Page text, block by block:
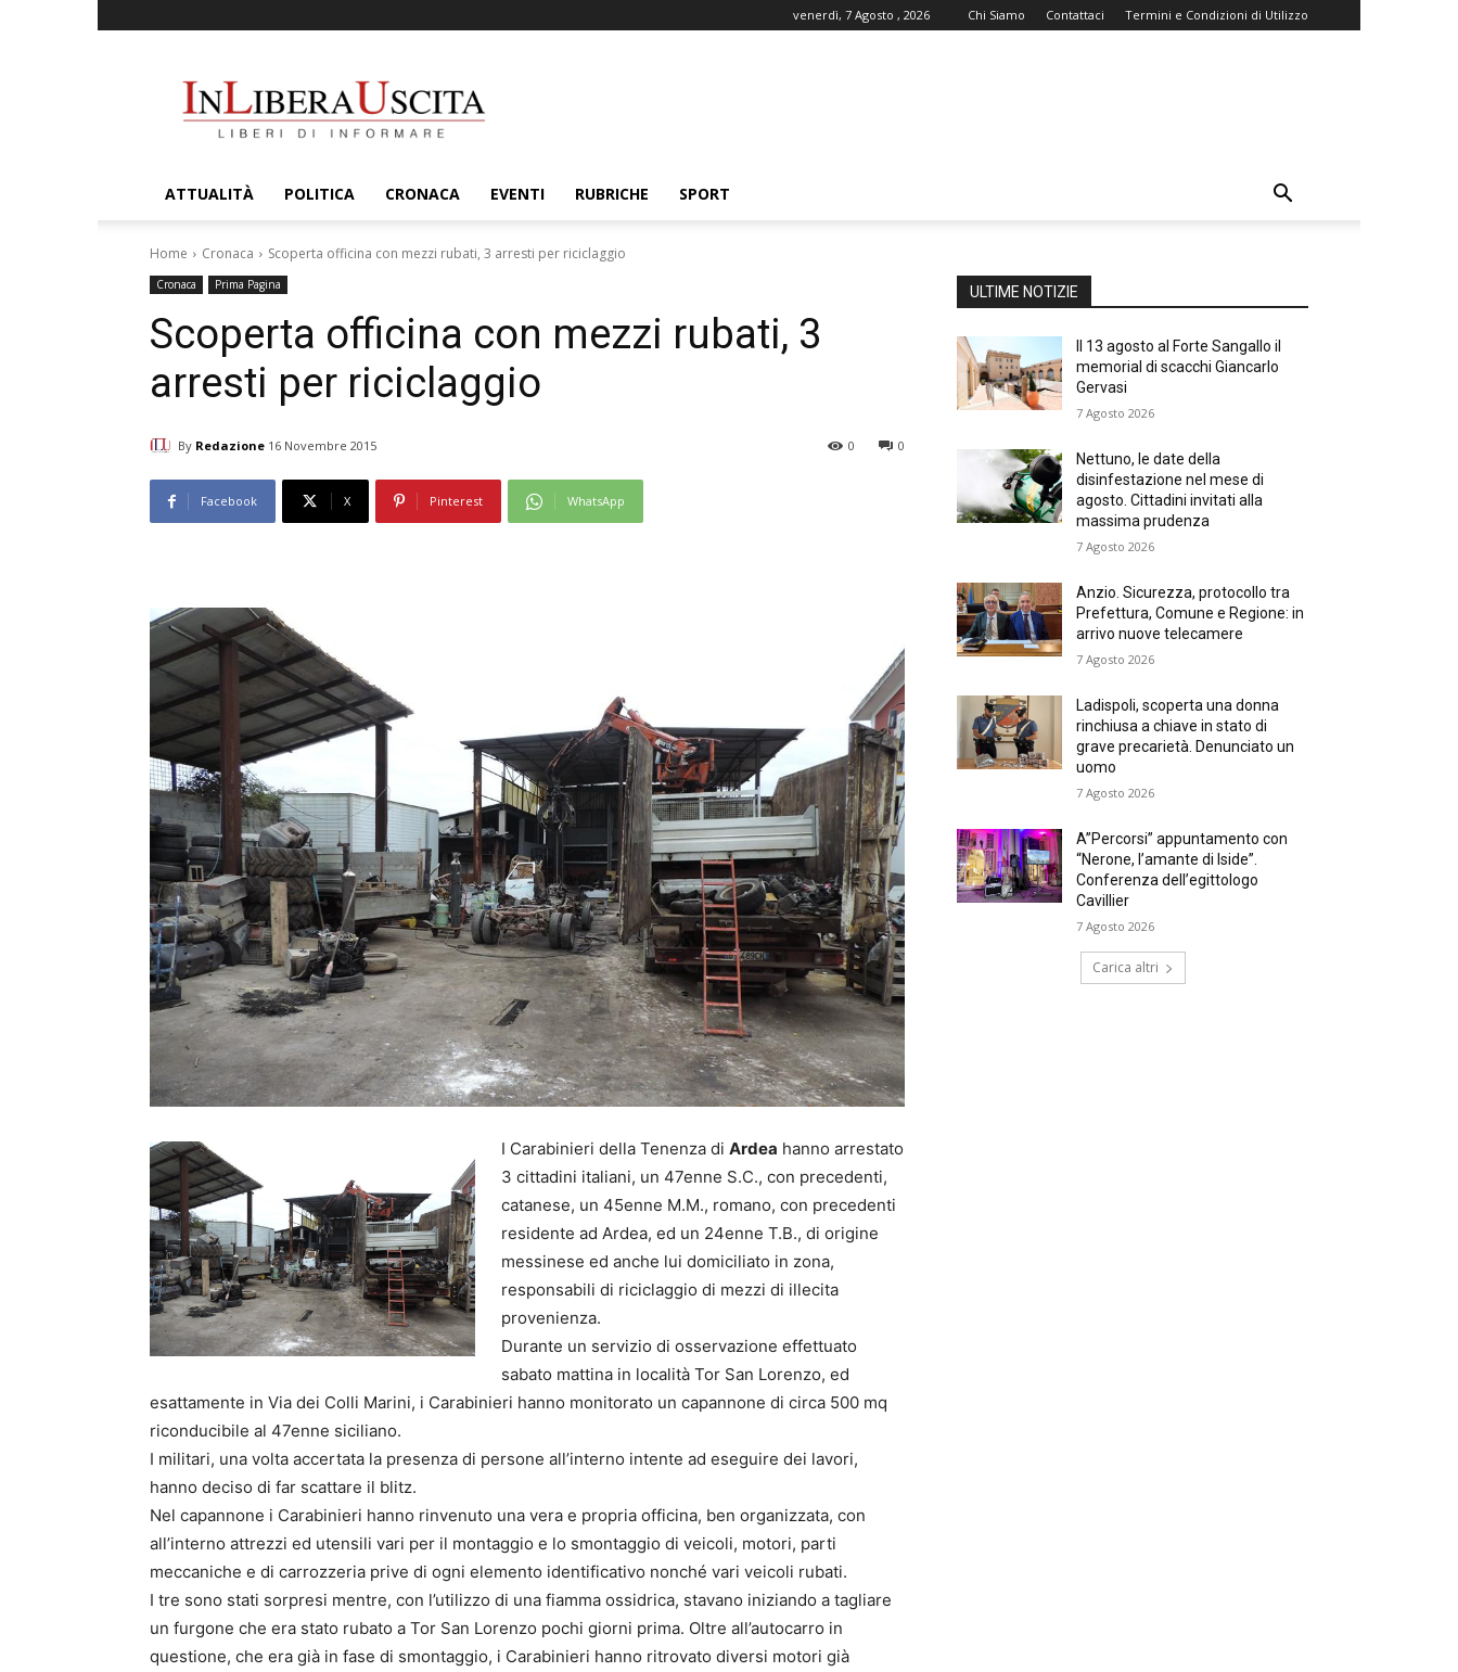
venerdì, 7 Agosto , 2026 Chi Siamo Contattaci Termini e Condizioni di Utilizzo
ATTUALITÀ POLITICA CRONACA EVENTI RUBRICHE SPORT
Home Cronaca Scoperta officina con mezzi rubati, 3 arresti per riciclaggio
Cronaca Prima Pagina
Scoperta officina con mezzi rubati, 3
arresti per riciclaggio
By Redazione 16 Novembre 2015 0
0
Facebook X Pinterest WhatsApp
I Carabinieri della Tenenza di Ardea hanno arrestato
3 cittadini italiani, un 47enne S.C., con precedenti,
catanese, un 45enne M.M., romano, con precedenti
residente ad Ardea, ed un 24enne T.B., di origine
messinese ed anche lui domiciliato in zona,
responsabili di riciclaggio di mezzi di illecita
provenienza.
Durante un servizio di osservazione effettuato
sabato mattina in località Tor San Lorenzo, ed
esattamente in Via dei Colli Marini, i Carabinieri hanno monitorato un capannone di circa 500 mq
riconducibile al 47enne siciliano.
I militari, una volta accertata la presenza di persone all’interno intente ad eseguire dei lavori,
hanno deciso di far scattare il blitz.
Nel capannone i Carabinieri hanno rinvenuto una vera e propria officina, ben organizzata, con
all’interno attrezzi ed utensili vari per il montaggio e lo smontaggio di veicoli, motori, parti
meccaniche e di carrozzeria prive di ogni elemento identificativo nonché vari veicoli rubati.
I tre sono stati sorpresi mentre, con l’utilizzo di una fiamma ossidrica, stavano iniziando a tagliare
un furgone che era stato rubato a Tor San Lorenzo pochi giorni prima. Oltre all’autocarro in
questione, che era già in fase di smontaggio, i Carabinieri hanno ritrovato diversi motori già
ULTIME NOTIZIE
Il 13 agosto al Forte Sangallo il
memorial di scacchi Giancarlo
Gervasi
7 Agosto 2026
Nettuno, le date della
disinfestazione nel mese di
agosto. Cittadini invitati alla
massima prudenza
7 Agosto 2026
Anzio. Sicurezza, protocollo tra
Prefettura, Comune e Regione: in
arrivo nuove telecamere
7 Agosto 2026
Ladispoli, scoperta una donna
rinchiusa a chiave in stato di
grave precarietà. Denunciato un
uomo
7 Agosto 2026
A”Percorsi” appuntamento con
“Nerone, l’amante di Iside”.
Conferenza dell’egittologo
Cavillier
7 Agosto 2026
Carica altri